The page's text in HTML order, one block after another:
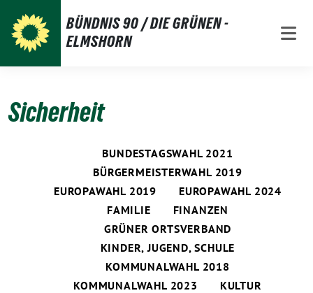
zum
Inhalt
BÜNDNIS 90 / DIE GRÜNEN -
ELMSHORN
Sicherheit
BUNDESTAGSWAHL 2021
BÜRGERMEISTERWAHL 2019
EUROPAWAHL 2019
EUROPAWAHL 2024
FAMILIE
FINANZEN
GRÜNER ORTSVERBAND
KINDER, JUGEND, SCHULE
KOMMUNALWAHL 2018
KOMMUNALWAHL 2023
KULTUR